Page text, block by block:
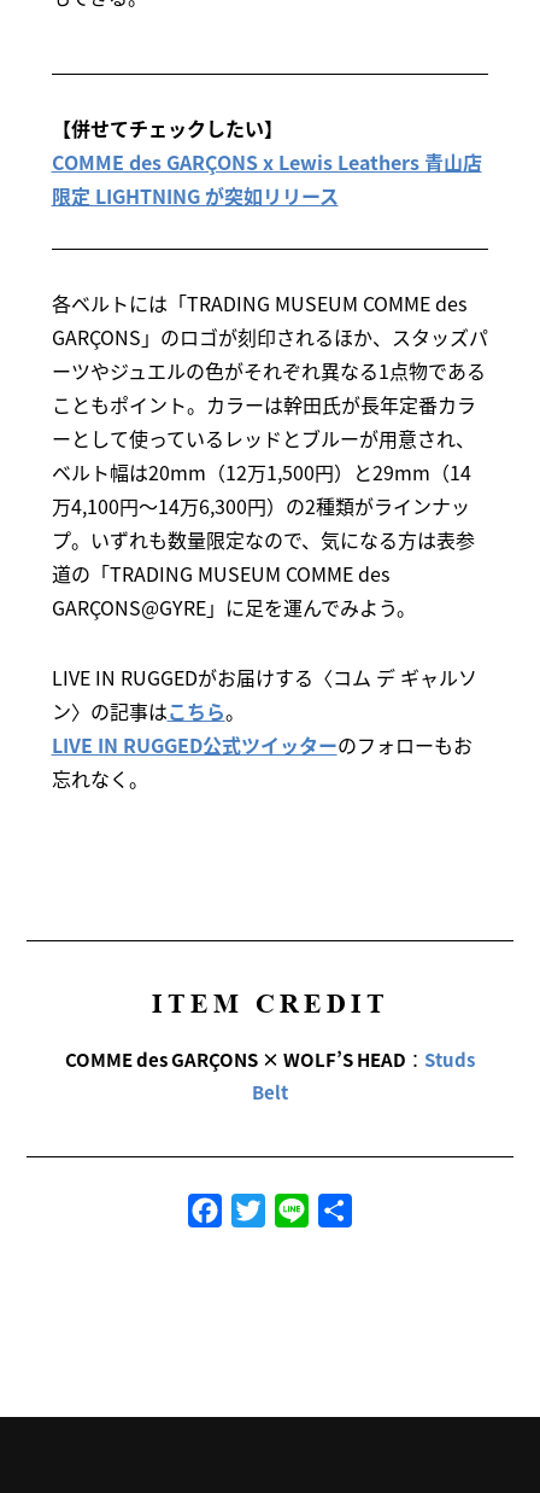
【併せてチェックしたい】
COMME des GARÇONS x Lewis Leathers 青山店
限定 LIGHTNING が突如リリース
各ベルトには「TRADING MUSEUM COMME des
GARÇONS」のロゴが刻印されるほか、スタッズパ
ーツやジュエルの色がそれぞれ異なる1点物である
こともポイント。カラーは幹田氏が長年定番カラ
ーとして使っているレッドとブルーが用意され、
ベルト幅は20mm（12万1,500円）と29mm（14
万4,100円～14万6,300円）の2種類がラインナッ
プ。いずれも数量限定なので、気になる方は表参
道の「TRADING MUSEUM COMME des
GARÇONS@GYRE」に足を運んでみよう。
LIVE IN RUGGEDがお届けする〈コム デ ギャルソ
ン〉の記事はこちら。
LIVE IN RUGGED公式ツイッターのフォローもお
忘れなく。
ITEM CREDIT
COMME des GARÇONS × WOLF’S HEAD ： Studs
Belt
FacebookTwitterLine